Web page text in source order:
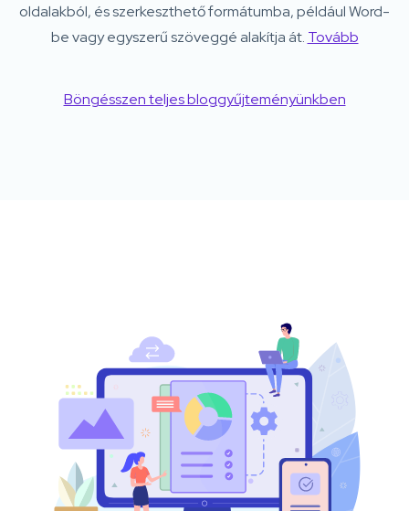
oldalakból, és szerkeszthető formátumba, például Word-
be vagy egyszerű szöveggé alakítja át. Tovább
Böngésszen teljes bloggyűjteményünkben